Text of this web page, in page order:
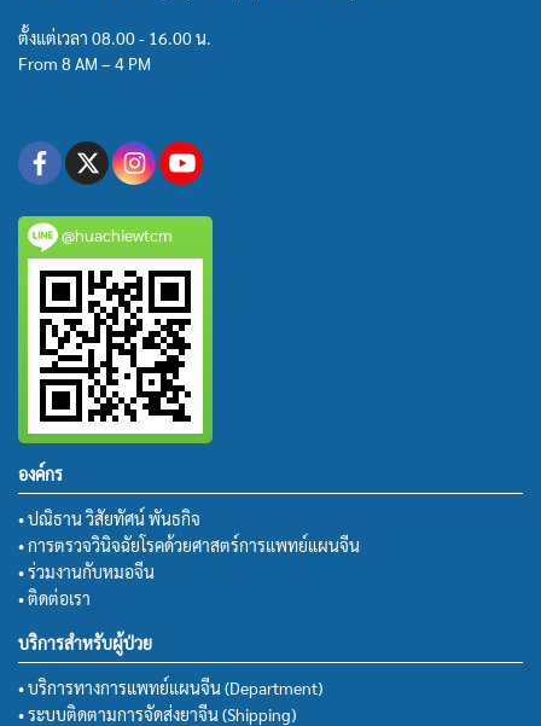
ตั้งแต่เวลา 08.00 - 16.00 น.
From 8 AM – 4 PM
@huachiewtcm
องค์กร
• ปณิธาน วิสัยทัศน์ พันธกิจ
• การตรวจวินิจฉัยโรคด้วยศาสตร์การแพทย์แผนจีน
• ร่วมงานกับหมอจีน
• ติดต่อเรา
บริการสำหรับผู้ป่วย
• บริการทางการแพทย์แผนจีน (Department)
• ระบบติดตามการจัดส่งยาจีน (Shipping)